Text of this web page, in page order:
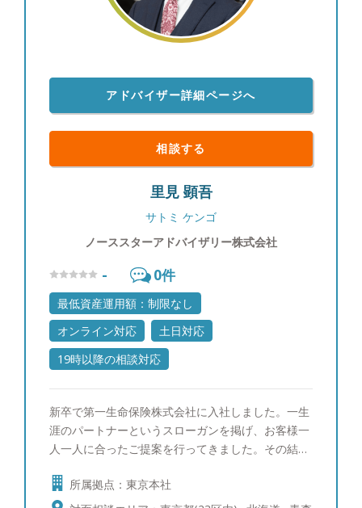
がある方はまずはご相談ください。 ●趣味 自転
車、映画鑑賞、読書
アドバイザー詳細ページへ
相談する
里見 顕吾
サトミ ケンゴ
ノーススターアドバイザリー株式会社
- 0件
最低資産運用額：制限なし
オンライン対応
土日対応
19時以降の相談対応
新卒で第一生命保険株式会社に入社しました。一生
涯のパートナーというスローガンを掲げ、お客様一
人一人に合ったご提案を行ってきました。その結
の看板としてホームページにも掲載されておりまし
た。 その後総合金融代理店を創業し、ファイナン
所属拠点：東京本社